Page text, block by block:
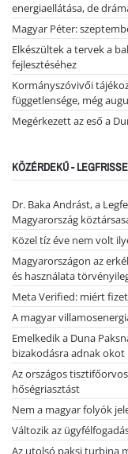
energiaellátása, de
Magyar Péter:
Elkészültek a tervek a
fejlesztéséhez
Kormányszóvivői
függetlensége, még
Megérkezett az eső a
KÖZÉRDEKŰ -
Dr. Baka Andrást, a
Magyarország
Közel tíz éve nem volt
Magyarországon az
és használata
Meta Verified: miért
A magyar
Emelkedik a Duna
bizakodásra adnak okot
Az országos
hőségriasztást
Nem a magyar folyók
Változik az
Az utolsó paksi turbina